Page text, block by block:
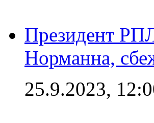
Президент
Норманна,
25.9.2023,